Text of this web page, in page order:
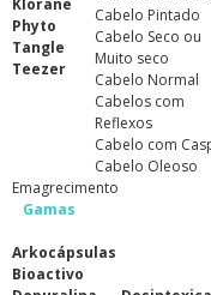
Klorane
Phyto
Tangle
Teezer
Cabelo Pintado
Cabelo Seco ou
Muito seco
Cabelo Normal
Cabelos com
Reflexos
Cabelo com
Cabelo Oleoso
Emagrecimento
Gamas
Arkocápsulas
Bioactivo